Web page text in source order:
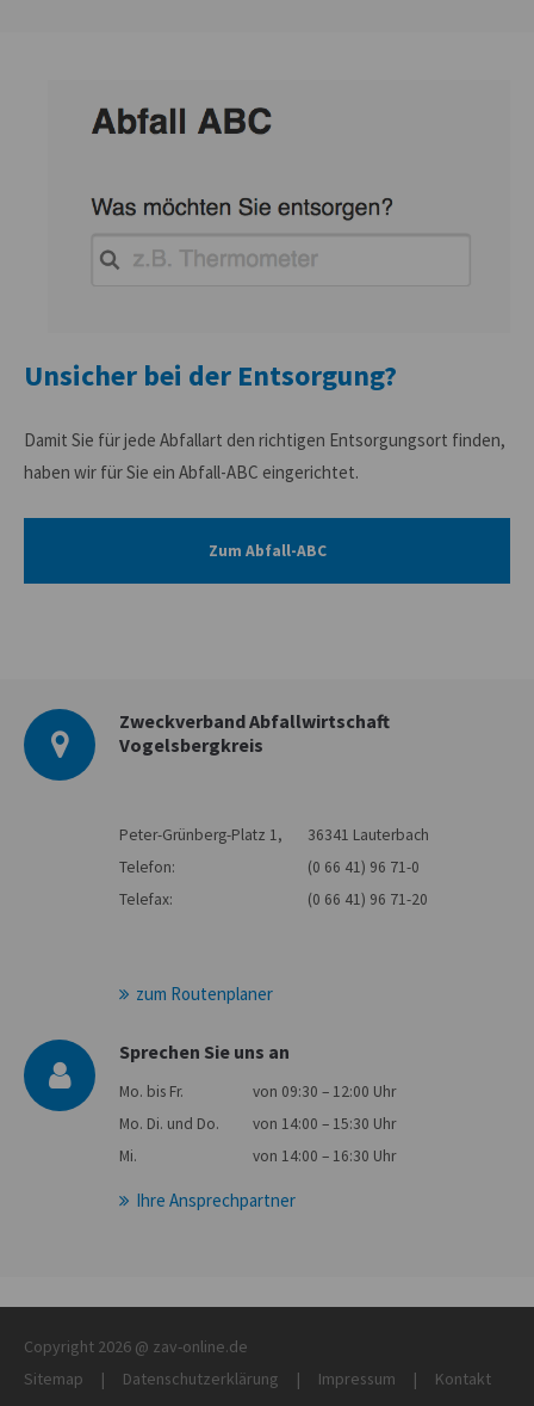
Unsicher bei der Entsorgung?
Damit Sie für jede Abfallart den richtigen Entsorgungsort finden,
haben wir für Sie ein Abfall-ABC eingerichtet.
Zum Abfall-ABC
Zweckverband Abfallwirtschaft
Vogelsbergkreis
Peter-Grünberg-Platz 1,
36341 Lauterbach
Telefon:
(0 66 41) 96 71-0
Telefax:
(0 66 41) 96 71-20
zum Routenplaner
Sprechen Sie uns an
Mo. bis Fr.
von 09:30 – 12:00 Uhr
Mo. Di. und Do.
von 14:00 – 15:30 Uhr
Mi.
von 14:00 – 16:30 Uhr
Ihre Ansprechpartner
Copyright 2026 @ zav-online.de
Sitemap
| Datenschutzerklärung | Impressum | Kontakt